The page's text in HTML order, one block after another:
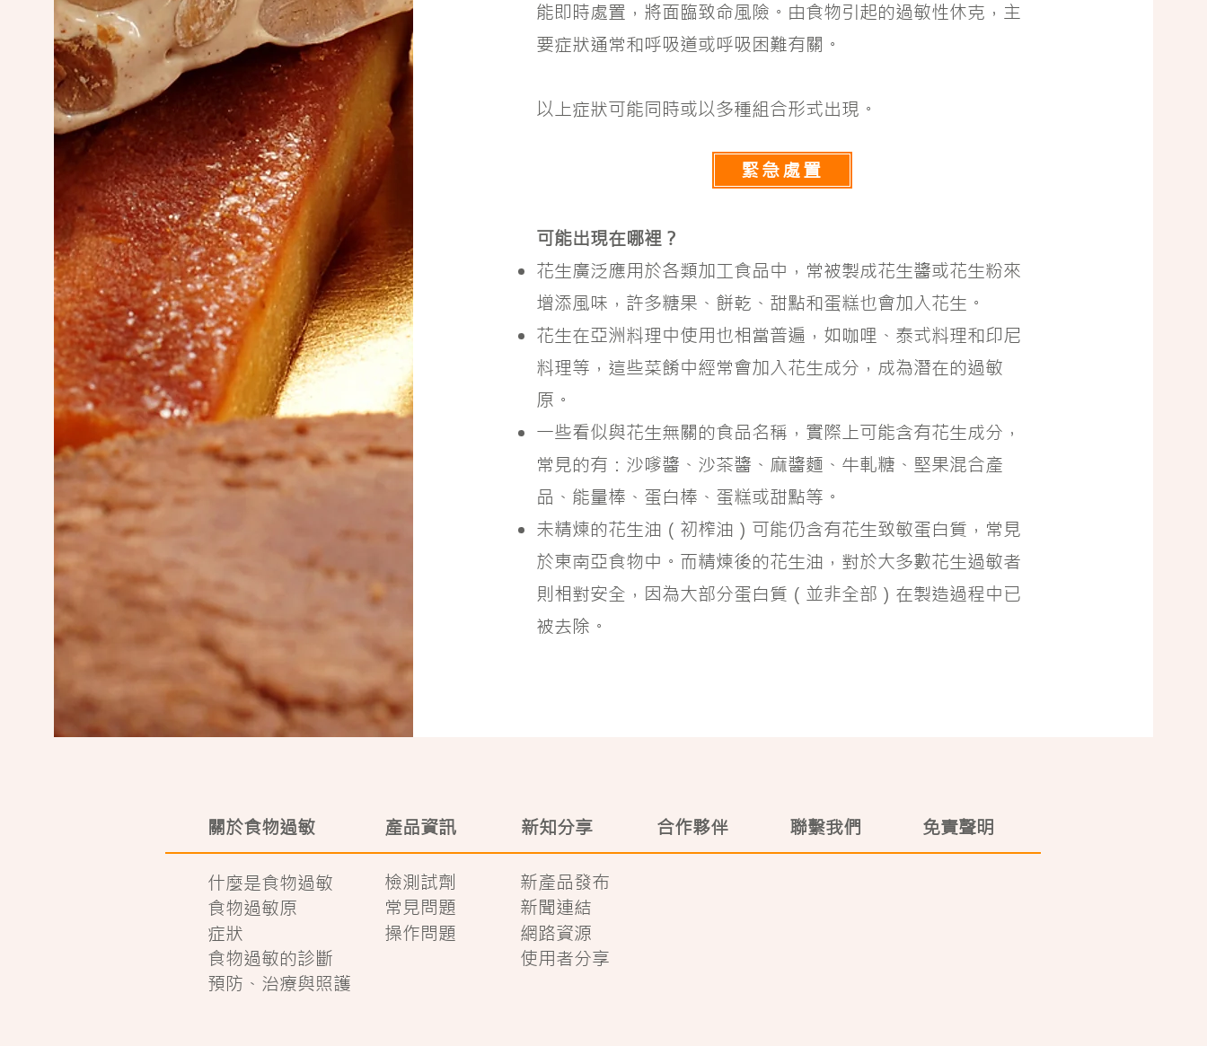
能即時處置，將面臨致命風險。 由食物引起的過敏性休克，主
要症狀通常和呼吸道或呼吸困難有關。
以上症狀可能同時或以多種組合形式出現。
可能出現在哪裡？
花生廣泛應用於各類加工食品中，常被製成花生醬或花生粉來
增添風味，許多糖果、餅乾、甜點和蛋糕也會加入花生。
花生在亞洲料理中使用也相當普遍，如咖哩、泰式料理和印尼
料理等，這些菜餚中經常會加入花生成分，成為潛在的過敏
原。
一些看似與花生無關的食品名稱，實際上可能含有花生成分，
常見的有：沙嗲醬、沙茶醬、麻醬麵、牛軋糖、堅果混合產
品、能量棒、蛋白棒、蛋糕或甜點等。
未精煉的花生油（初榨油）可能仍含有花生致敏蛋白質，常見
於東南亞食物中。而精煉後的花生油，對於大多數花生過敏者
則相對安全，因為大部分蛋白質（並非全部）在製造過程中已
被去除。
緊急處置
關於食物過敏 產品資訊 新知分享 合作夥伴 聯繫我們 免責聲明
什麼是食物過敏
食物過敏原
症狀
食物過敏的診斷
檢測試劑
新產品發布
常見問題
新聞連結
操作問題
網路資源
使用者分享
預防、治療與照護